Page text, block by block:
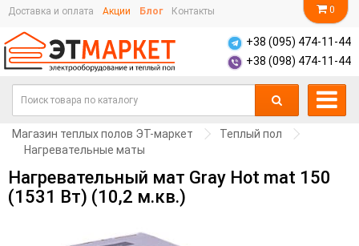
0
Доставка и оплата Акции Блог Контакты
+38 (095) 474-11-44
+38 (098) 474-11-44
Магазин теплых полов ЭТ-маркет
Теплый пол
Нагревательные маты
Нагревательный мат Gray Hot mat 150
(1531 Вт) (10,2 м.кв.)